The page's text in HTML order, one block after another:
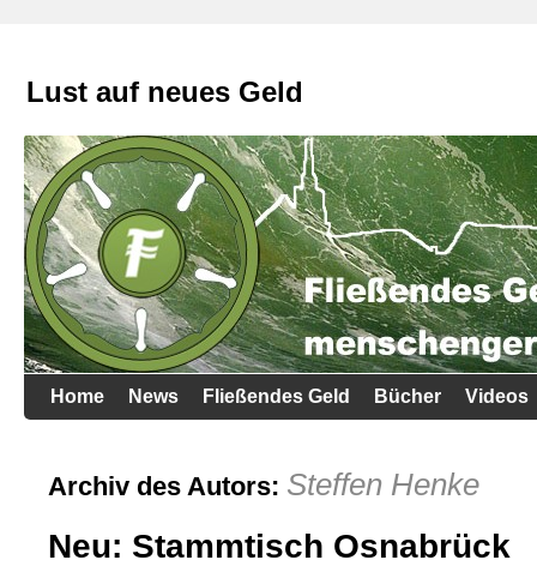
Lust auf neues Geld
Home News Fließendes Geld Bücher Videos
Archiv des Autors: Steffen Henke
Neu: Stammtisch Osnabrück